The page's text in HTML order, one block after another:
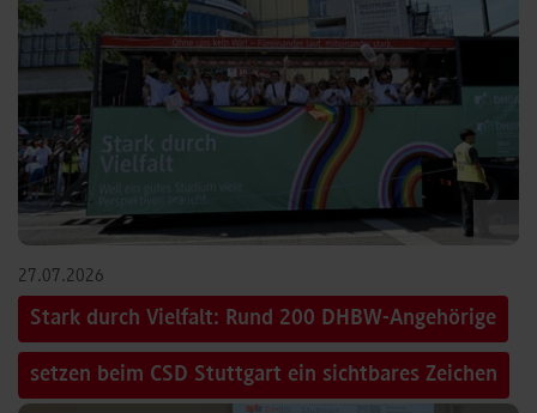
27.07.2026
Stark durch Vielfalt: Rund 200 DHBW-Angehörige
setzen beim CSD Stuttgart ein sichtbares Zeichen